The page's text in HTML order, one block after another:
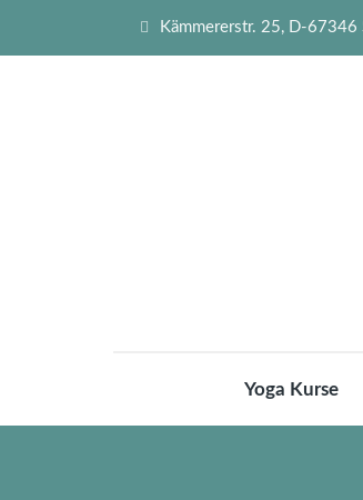
Kämmererstr. 25, D-67346
Yoga Kurse